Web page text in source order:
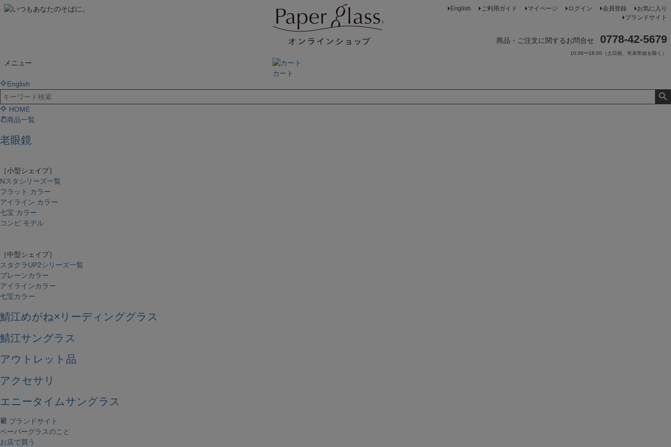
English ご利用ガイド マイページ ログイン 会員登録
お気に入り
ブランドサイト
商品・ご注文に関するお問合せ 0778-42-5679
10:00〜18:00（土日祝、年末年始を除く）
メニュー
カート
English
HOME
商品一覧
老眼鏡
［小型シェイプ］
Nスタシリーズ一覧
フラット カラー
アイライン カラー
七宝 カラー
コンビ モデル
［中型シェイプ］
スタクラUP2シリーズ一覧
プレーンカラー
アイラインカラー
七宝カラー
鯖江めがね×リーディンググラス
鯖江サングラス
アウトレット品
アクセサリ
エニータイムサングラス
ブランドサイト
ペーパーグラスのこと
お店で買う